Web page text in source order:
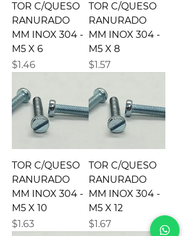
TOR C/QUESO
RANURADO
MM INOX 304 -
M5 X 6
Precio
$1.46
TOR C/QUESO
RANURADO
MM INOX 304 -
M5 X 8
Precio
$1.57
TOR C/QUESO
RANURADO
MM INOX 304 -
M5 X 10
Precio
$1.63
TOR C/QUESO
RANURADO
MM INOX 304 -
M5 X 12
Precio
$1.67